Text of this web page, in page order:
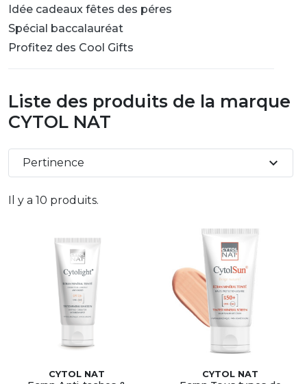
Idée cadeaux fêtes des péres
Spécial baccalauréat
Profitez des Cool Gifts
Liste des produits de la marque
CYTOL NAT
Il y a 10 produits.
Pertinence expand_more
CYTOL NAT CYTOL NAT